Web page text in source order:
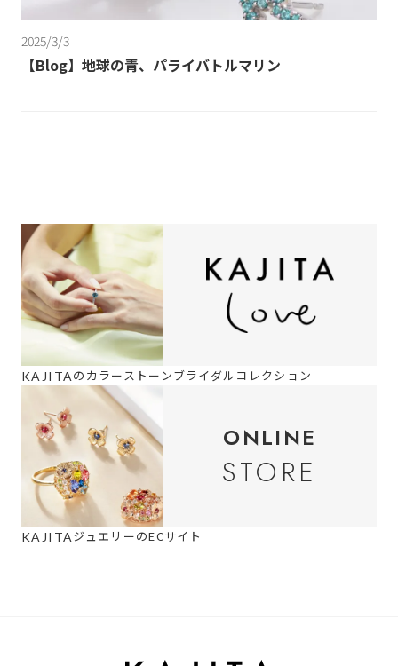
2025/3/3
【Blog】地球の青、パライバトルマリン
KAJITAの カラーストーンブライダルコレクション
ONLINE
STORE
KAJITAジュエリーのECサイト